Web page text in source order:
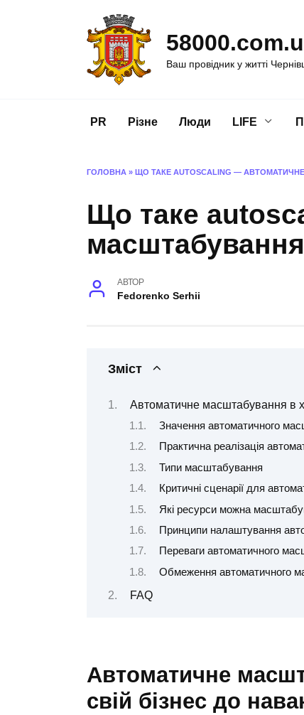
Ваш провідник у житті
PR Різне Люди LIFE
ГОЛОВНА » ЩО ТАКЕ AUTOSCALING —
Що таке
АВТОР
Fedorenko Serhii
Зміст
Автоматичне масштабування в
Значення автоматичного
Практична реалізація
Типи масштабування
Критичні сценарії для
Які ресурси можна
Принципи налаштування
Переваги автоматичного
Обмеження автоматичного
FAQ
Автоматичне
свій бізнес до